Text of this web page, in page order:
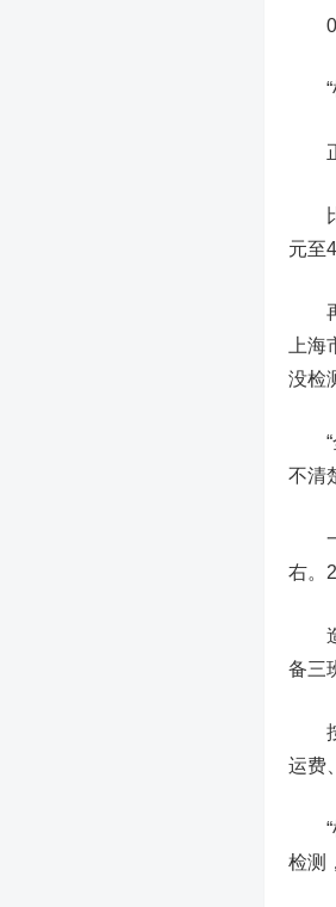
正
比
元至
上
没检
不清
一
右。
造1
备三
按
运费
“
检测